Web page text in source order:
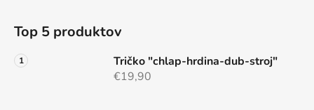
Top 5 produktov
Tričko "chlap-hrdina-dub-stroj"
€19,90